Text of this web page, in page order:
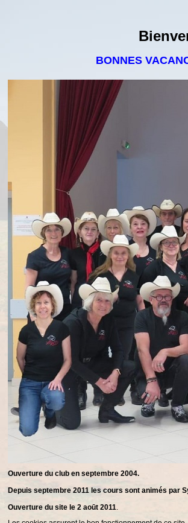
BONNES
Ouverture du club en septembre 2004.
Depuis septembre 2011 les cours sont animés par
Ouverture du site le 2 aoūt 2011.